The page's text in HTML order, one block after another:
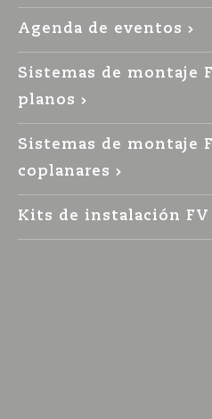
Agenda de eventos
Sistemas de montaje
planos
Sistemas de montaje
coplanares
Kits de instalación FV